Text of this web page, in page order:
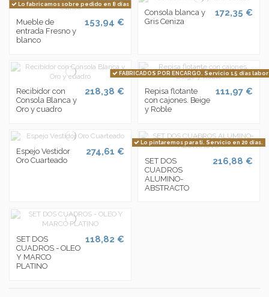
Lo fabricamos sobre pedido en 8 días
Mueble de
entrada Fresno y
blanco
153,94 €
Consola blanca y
Gris Ceniza
172,35 €
Recibidor con
Consola Blanca y
Oro y cuadro
218,38 €
FABRICADOS POR ENCARGO. Servicio 15 días
Repisa flotante
con cajones. Beige
y Roble
111,97 €
Espejo Vestidor
Oro Cuarteado
274,61 €
Lo pintaremos para ti. Servicio en 20 días.
SET DOS
CUADROS
ALUMINO-
ABSTRACTO
216,88 €
SET DOS
CUADROS - OLEO
Y MARCO
PLATINO
118,82 €